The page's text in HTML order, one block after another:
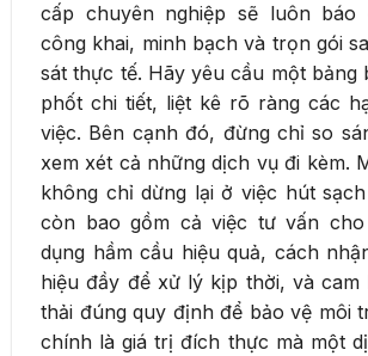
cấp chuyên nghiệp sẽ luôn báo
công khai, minh bạch và trọn gói
sát thực tế. Hãy yêu cầu một bảng
phốt chi tiết, liệt kê rõ ràng các
việc. Bên cạnh đó, đừng chỉ so
xem xét cả những dịch vụ đi kèm.
không chỉ dừng lại ở việc hút
còn bao gồm cả việc tư vấn
dụng hầm cầu hiệu quả, cách
hiệu đầy để xử lý kịp thời, và
thải đúng quy định để bảo vệ môi
chính là giá trị đích thực mà một